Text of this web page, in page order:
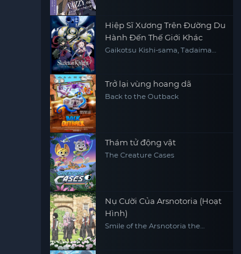
Hiệp Sĩ Xương Trên Đường Du
Hành Đến Thế Giới Khác
Gaikotsu Kishi-sama, Tadaima
Trở lại vùng hoang dã
Back to the Outback
Thám tử động vật
The Creature Cases
Nụ Cười Của Arsnotoria (Hoạt
Hình)
Smile of the Arsnotoria the